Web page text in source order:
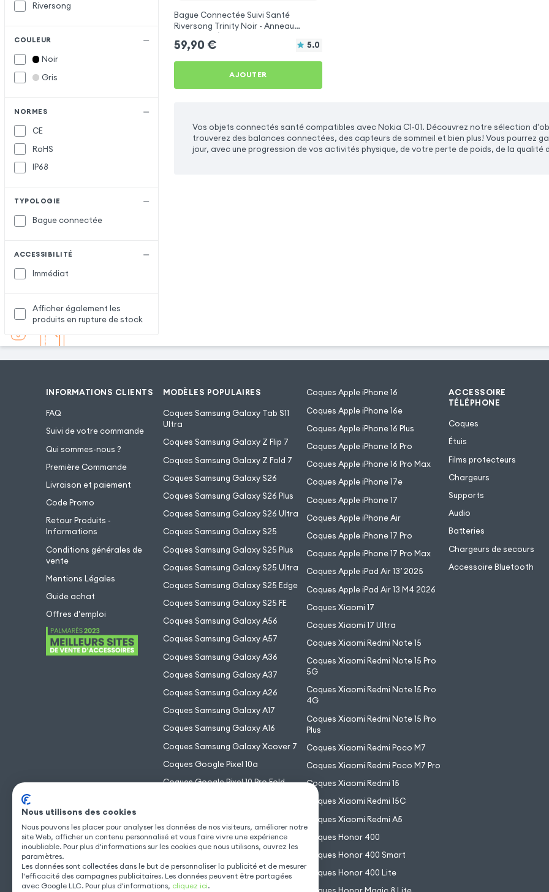
Riversong
COULEUR
Noir
Gris
NORMES
CE
RoHS
IP68
TYPOLOGIE
Bague connectée
ACCESSIBILITÉ
Immédiat
Afficher également les
produits en rupture de stock
Bague Connectée Suivi Santé
Riversong Trinity Noir - Anneau
59,90 € 5.0
AJOUTER
Vos objets connectés santé compatibles avec Nokia C1-01. Découvrez notre sélection
trouverez des balances connectées, des capteurs de sommeil et bien plus! Vous pourrez
jour, avec une progression de vos activités physique, de votre perte de poids, de la qualité
INFORMATIONS CLIENTS
FAQ
Suivi de votre commande
Qui sommes-nous ?
Première Commande
Livraison et paiement
Code Promo
Retour Produits -
Informations
Conditions générales de
vente
Mentions Légales
Guide achat
Offres d'emploi
MODÈLES POPULAIRES
Coques Samsung Galaxy Tab S11
Ultra
Coques Samsung Galaxy Z Flip 7
Coques Samsung Galaxy Z Fold 7
Coques Samsung Galaxy S26
Coques Samsung Galaxy S26 Plus
Coques Samsung Galaxy S26 Ultra
Coques Samsung Galaxy S25
Coques Samsung Galaxy S25 Plus
Coques Samsung Galaxy S25 Ultra
Coques Samsung Galaxy S25 Edge
Coques Samsung Galaxy S25 FE
Coques Samsung Galaxy A56
Coques Samsung Galaxy A57
Coques Samsung Galaxy A36
Coques Samsung Galaxy A37
Coques Samsung Galaxy A26
Coques Samsung Galaxy A17
Coques Samsung Galaxy A16
Coques Samsung Galaxy Xcover 7
Coques Google Pixel 10a
Coques Google Pixel 10 Pro Fold
Coques Google Pixel 10
Coques Apple iPhone 16
Coques Apple iPhone 16e
Coques Apple iPhone 16 Plus
Coques Apple iPhone 16 Pro
Coques Apple iPhone 16 Pro Max
Coques Apple iPhone 17e
Coques Apple iPhone 17
Coques Apple iPhone Air
Coques Apple iPhone 17 Pro
Coques Apple iPhone 17 Pro Max
Coques Apple iPad Air 13’ 2025
Coques Apple iPad Air 13 M4 2026
Coques Xiaomi 17
Coques Xiaomi 17 Ultra
Coques Xiaomi Redmi Note 15
Coques Xiaomi Redmi Note 15 Pro
5G
Coques Xiaomi Redmi Note 15 Pro
4G
Coques Xiaomi Redmi Note 15 Pro
Plus
Coques Xiaomi Redmi Poco M7
Coques Xiaomi Redmi Poco M7 Pro
Coques Xiaomi Redmi 15
Coques Xiaomi Redmi 15C
Coques Xiaomi Redmi A5
Coques Honor 400
Coques Honor 400 Smart
Coques Honor 400 Lite
ACCESSOIRE
TÉLÉPHONE
Coques
Étuis
Films protecteurs
Chargeurs
Supports
Audio
Batteries
Chargeurs de secours
Accessoire Bluetooth
Nous utilisons des cookies
Nous pouvons les placer pour analyser les données de nos visiteurs, améliorer notre
site Web, afficher un contenu personnalisé et vous faire vivre une expérience
inoubliable. Pour plus d'informations sur les cookies que nous utilisons, ouvrez les
paramètres.
Les données sont collectées dans le but de personnaliser la publicité et de mesurer
l'efficacité des campagnes publicitaires. Les données peuvent être partagées
avec Google LLC. Pour plus d'informations, cliquez ici.